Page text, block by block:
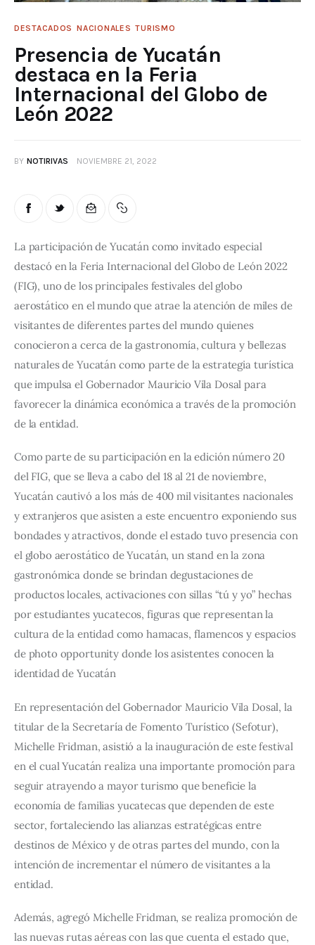
DESTACADOS NACIONALES TURISMO
Presencia de Yucatán
destaca en la Feria
Internacional del Globo de
León 2022
BY NOTIRIVAS NOVIEMBRE 21, 2022
La participación de Yucatán como invitado especial
destacó en la Feria Internacional del Globo de León 2022
(FIG), uno de los principales festivales del globo
aerostático en el mundo que atrae la atención de miles de
visitantes de diferentes partes del mundo quienes
conocieron a cerca de la gastronomía, cultura y bellezas
naturales de Yucatán como parte de la estrategia turística
que impulsa el Gobernador Mauricio Vila Dosal para
favorecer la dinámica económica a través de la promoción
de la entidad.
Como parte de su participación en la edición número 20
del FIG, que se lleva a cabo del 18 al 21 de noviembre,
Yucatán cautivó a los más de 400 mil visitantes nacionales
y extranjeros que asisten a este encuentro exponiendo sus
bondades y atractivos, donde el estado tuvo presencia con
el globo aerostático de Yucatán, un stand en la zona
gastronómica donde se brindan degustaciones de
productos locales, activaciones con sillas “tú y yo” hechas
por estudiantes yucatecos, figuras que representan la
cultura de la entidad como hamacas, flamencos y espacios
de photo opportunity donde los asistentes conocen la
identidad de Yucatán
En representación del Gobernador Mauricio Vila Dosal, la
titular de la Secretaría de Fomento Turístico (Sefotur),
Michelle Fridman, asistió a la inauguración de este festival
en el cual Yucatán realiza una importante promoción para
seguir atrayendo a mayor turismo que beneficie la
economía de familias yucatecas que dependen de este
sector, fortaleciendo las alianzas estratégicas entre
destinos de México y de otras partes del mundo, con la
intención de incrementar el número de visitantes a la
entidad.
Además, agregó Michelle Fridman, se realiza promoción de
las nuevas rutas aéreas con las que cuenta el estado que,